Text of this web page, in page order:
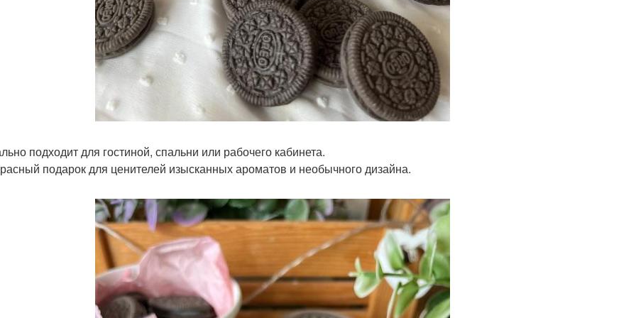
подходит для гостиной, спальни или рабочего кабинета.
подарок для ценителей изысканных ароматов и необычного дизайна.